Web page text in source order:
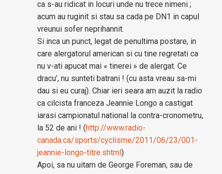
ca s-au ridicat in locuri unde nu trece nimeni ;
acum au ruginit si stau sa cada pe DN1 in capul
vreunui sofer neprihannit.
Si inca un punct, legat de penultima postare, in
care alergatorul american si cu tine regretati ca
nu v-ati apucat mai « tinerei » de alergat. Ce
dracu’, nu sunteti batrani ! (cu asta vreau sa-mi
dau si eu curaj). Chiar ieri seara am auzit la radio
ca cilcista franceza Jeannie Longo a castigat
iarasi campionatul national la contra-cronometru,
la 52 de ani ! (http://www.radio-
canada.ca/sports/cyclisme/2011/06/23/001-
jeannie-longo-titre.shtml)
Apoi, sa nu uitam de George Foreman, sau de